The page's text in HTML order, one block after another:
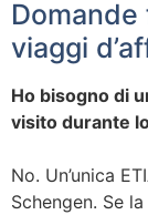
Domande
viaggi
Ho bisogno di
visito durante
No. Un’unica
Schengen. Se